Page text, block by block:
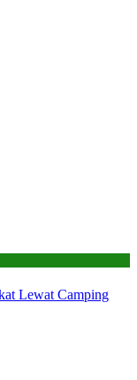
Lewat Camping